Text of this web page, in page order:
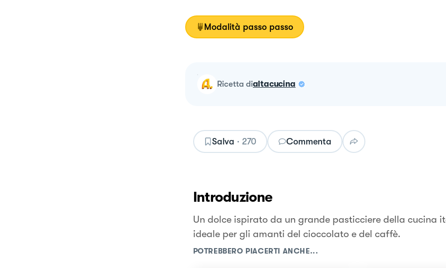
Modalità passo passo
ricetta dialtacucina
Salva · 270 Commenta
Introduzione
Un dolce ispirato da un grande pasticciere della cucina
ideale per gli amanti del cioccolato e del caffè.
POTREBBERO PIACERTI ANCHE...